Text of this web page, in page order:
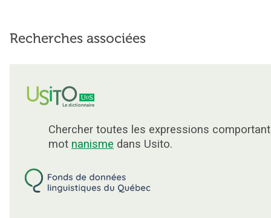
Recherches associées
Chercher toutes les expressions
mot nanisme dans Usito.